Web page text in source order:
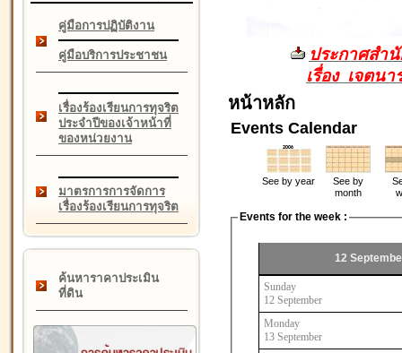
คู่มือการปฏิบัติงาน
คู่มือบริการประชาชน
เรื่องร้องเรียนการทุจริต
ประจำปีของเจ้าหน้าที่
ของหน่วยงาน
มาตรการการจัดการ
เรื่องร้องเรียนการทุจริต
ค้นหาราคาประเมิน
ที่ดิน
ประกาศสำ
เรื่อง เจตน
หน้าหลัก
Events Calendar
See by year
See by
month
Events for the week :
12
Sunday
12 September
Monday
13 September